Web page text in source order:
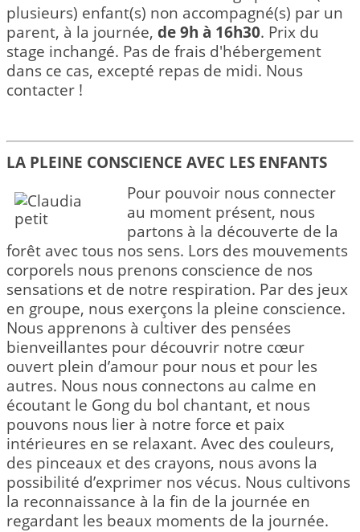
plusieurs) enfant(s) non accompagné(s) par un
parent, à la journée, de 9h à 16h30. Prix du
stage inchangé. Pas de frais d'hébergement
dans ce cas, excepté repas de midi. Nous
contacter !
LA PLEINE CONSCIENCE AVEC LES ENFANTS
Pour pouvoir nous connecter
au moment présent, nous
partons à la découverte de la
forêt avec tous nos sens. Lors des mouvements
corporels nous prenons conscience de nos
sensations et de notre respiration. Par des jeux
en groupe, nous exerçons la pleine conscience.
Nous apprenons à cultiver des pensées
bienveillantes pour découvrir notre cœur
ouvert plein d’amour pour nous et pour les
autres. Nous nous connectons au calme en
écoutant le Gong du bol chantant, et nous
pouvons nous lier à notre force et paix
intérieures en se relaxant. Avec des couleurs,
des pinceaux et des crayons, nous avons la
possibilité d’exprimer nos vécus. Nous cultivons
la reconnaissance à la fin de la journée en
regardant les beaux moments de la journée.